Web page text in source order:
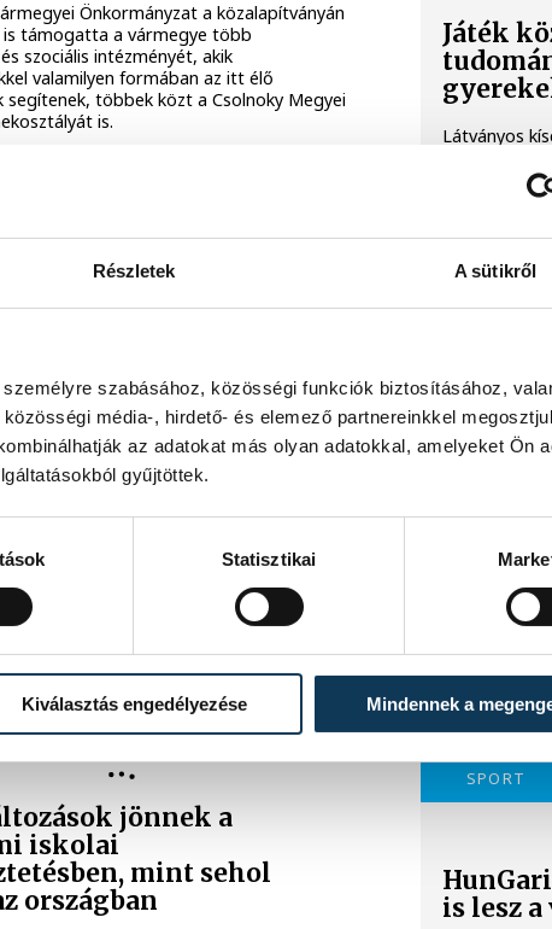
Részletek A sütikről
szabásához, közösségi funkciók biztosításához,
média-, hirdető- és elemező partnereinkkel
az adatokat más olyan adatokkal, amelyeket Ön
gyűjtöttek.
Statisztikai
Kiválasztás engedélyezése Mindennek a
Önkormányzat a közalapítványán
is támogatta a vármegye több
szociális intézményét, akik
valamilyen formában az itt élő
segítenek, többek közt a Csolnoky Megyei
is.
utca felső része szerda reggel
akadálypályává, hiszen az Európai
belül itt rendezték meg a
kísérőrendezvényt, ahol a kisgyermekek
tudásának fejlesztése volt a
18. 1:15
jönnek a
iskolai
mint sehol
országban
Játék
Látványos
élmény
Labsben.
vezetője
Az év
én éjjel
ugyanezen a
meg lehet
A kormány
csatlakozva
és
SPORT
is lesz